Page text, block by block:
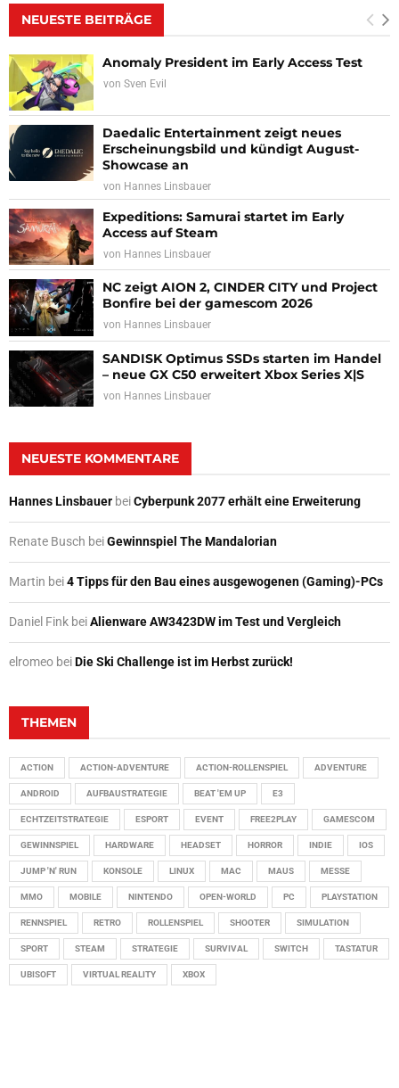
NEUESTE BEITRÄGE
Anomaly President im Early Access Test
von Sven Evil
Daedalic Entertainment zeigt neues
Erscheinungsbild und kündigt August-
Showcase an
von Hannes Linsbauer
Expeditions: Samurai startet im Early
Access auf Steam
von Hannes Linsbauer
NC zeigt AION 2, CINDER CITY und Project
Bonfire bei der gamescom 2026
von Hannes Linsbauer
SANDISK Optimus SSDs starten im Handel
– neue GX C50 erweitert Xbox Series X|S
von Hannes Linsbauer
NEUESTE KOMMENTARE
Hannes Linsbauer beiCyberpunk 2077 erhält eine Erweiterung
Renate Busch beiGewinnspiel The Mandalorian
Martin bei4 Tipps für den Bau eines ausgewogenen (Gaming)-PCs
Daniel Fink beiAlienware AW3423DW im Test und Vergleich
elromeo beiDie Ski Challenge ist im Herbst zurück!
THEMEN
ACTION ACTION-ADVENTURE ACTION-ROLLENSPIEL ADVENTURE
ANDROID AUFBAUSTRATEGIE BEAT 'EM UP E3
ECHTZEITSTRATEGIE ESPORT EVENT FREE2PLAY GAMESCOM
GEWINNSPIEL HARDWARE HEADSET HORROR INDIE IOS
JUMP 'N' RUN KONSOLE LINUX MAC MAUS MESSE
MMO MOBILE NINTENDO OPEN-WORLD PC PLAYSTATION
RENNSPIEL RETRO ROLLENSPIEL SHOOTER SIMULATION
SPORT STEAM STRATEGIE SURVIVAL SWITCH TASTATUR
UBISOFT VIRTUAL REALITY XBOX